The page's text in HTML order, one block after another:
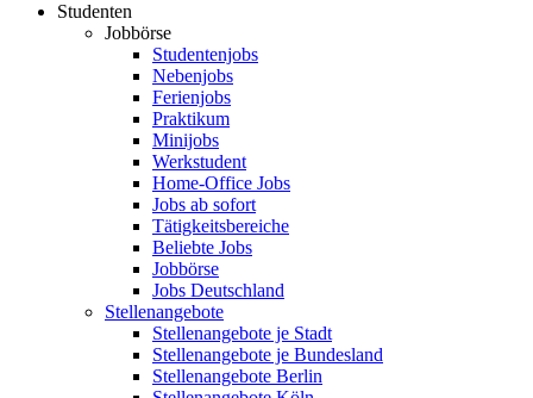
Studenten
Jobbörse
Studentenjobs
Nebenjobs
Ferienjobs
Praktikum
Minijobs
Werkstudent
Home-Office Jobs
Jobs ab sofort
Tätigkeitsbereiche
Beliebte Jobs
Jobbörse
Jobs Deutschland
Stellenangebote
Stellenangebote je Stadt
Stellenangebote je Bundesland
Stellenangebote Berlin